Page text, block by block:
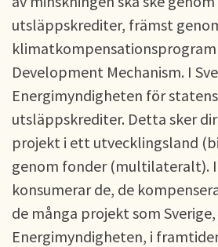
utsläppskrediter, främst
klimatkompensationsprogram
Development Mechanism. I
Energimyndigheten för
utsläppskrediter. Detta sker
projekt i ett utvecklingsland
genom fonder (multilateralt).
konsumerar de, de
de många projekt som
Energimyndigheten, i